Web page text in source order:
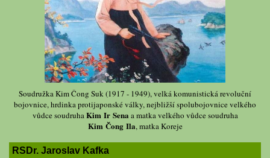
Soudružka Kim Čong Suk (1917 - 1949), velká komunistická revoluční
bojovnice, hrdinka protijaponské války, nejbližší spolubojovnice velkého
vůdce soudruhaKim Ir Sena a matka velkého vůdce soudruha
Kim Čong Ila, matka Koreje
RSDr. Jaroslav Kafka